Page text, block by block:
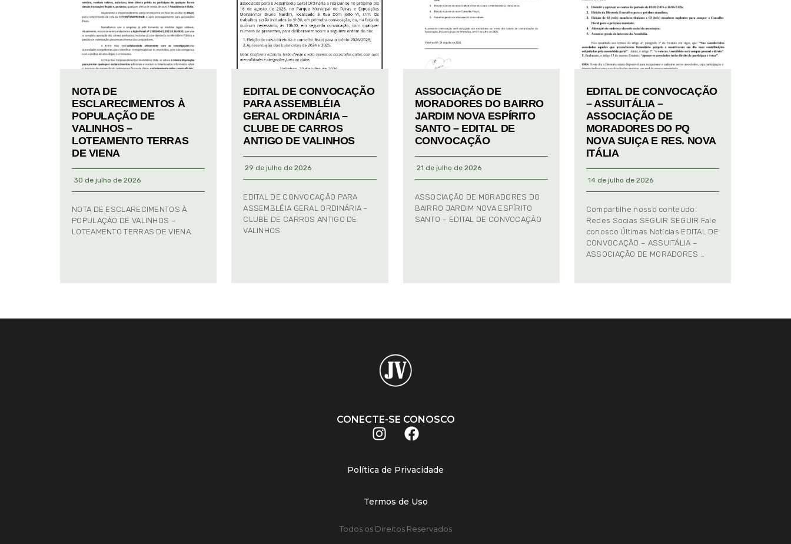
NOTA DE
ESCLARECIMENTOS À
POPULAÇÃO DE
VALINHOS –
LOTEAMENTO TERRAS
DE VIENA
30 de julho de 2026
NOTA DE ESCLARECIMENTOS À
POPULAÇÃO DE VALINHOS –
LOTEAMENTO TERRAS DE VIENA
EDITAL DE CONVOCAÇÃO
PARA ASSEMBLÉIA
GERAL ORDINÁRIA –
CLUBE DE CARROS
ANTIGO DE VALINHOS
29 de julho de 2026
EDITAL DE CONVOCAÇÃO PARA
ASSEMBLÉIA GERAL ORDINÁRIA –
CLUBE DE CARROS ANTIGO DE
VALINHOS
ASSOCIAÇÃO DE
MORADORES DO BAIRRO
JARDIM NOVA ESPÍRITO
SANTO – EDITAL DE
CONVOCAÇÃO
21 de julho de 2026
ASSOCIAÇÃO DE MORADORES DO
BAIRRO JARDIM NOVA ESPÍRITO
SANTO – EDITAL DE CONVOCAÇÃO
EDITAL DE CONVOCAÇÃO
– ASSUITÁLIA –
ASSOCIAÇÃO DE
MORADORES DO PQ
NOVA SUIÇA E RES. NOVA
ITÁLIA
14 de julho de 2026
Compartilhe nosso conteúdo:
Redes Socias SEGUIR SEGUIR Fale
conosco Últimas Notícias EDITAL DE
CONVOCAÇÃO – ASSUITÁLIA –
ASSOCIAÇÃO DE MORADORES …
CONECTE-SE CONOSCO
Política de Privacidade
Termos de Uso
Todos os Direitos Reservados